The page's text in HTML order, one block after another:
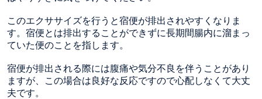
このエクササイズを行うと宿便が排出されやすくなりま
す。宿便とは排出することができずに長期間腸内に溜まっ
ていた便のことを指します。
宿便が排出される際には腹痛や気分不良を伴うことがあり
ますが、この場合は良好な反応ですので心配しなくて大丈
夫です。